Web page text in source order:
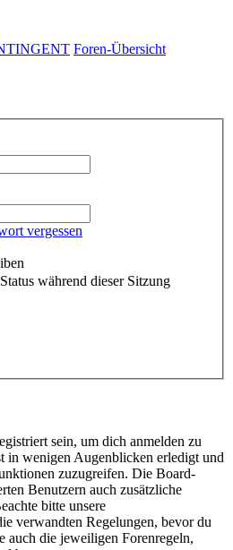
Foren-Übersicht
vergessen
während dieser Sitzung
sein, um dich anmelden zu
in wenigen Augenblicken erledigt und
zuzugreifen. Die Board-
Benutzern auch zusätzliche
bitte unsere
verwandten Regelungen, bevor du
auch die jeweiligen Forenregeln,